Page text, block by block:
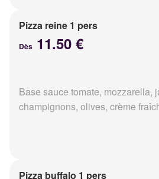
Pizza reine 1 pers
Dès 11.50 €
Base sauce tomate, mozzarella,
champignons, olives, crème
Pizza buffalo 1 pers